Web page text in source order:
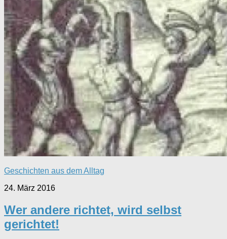
Geschichten aus dem Alltag
24. März 2016
Wer andere richtet, wird selbst
gerichtet!